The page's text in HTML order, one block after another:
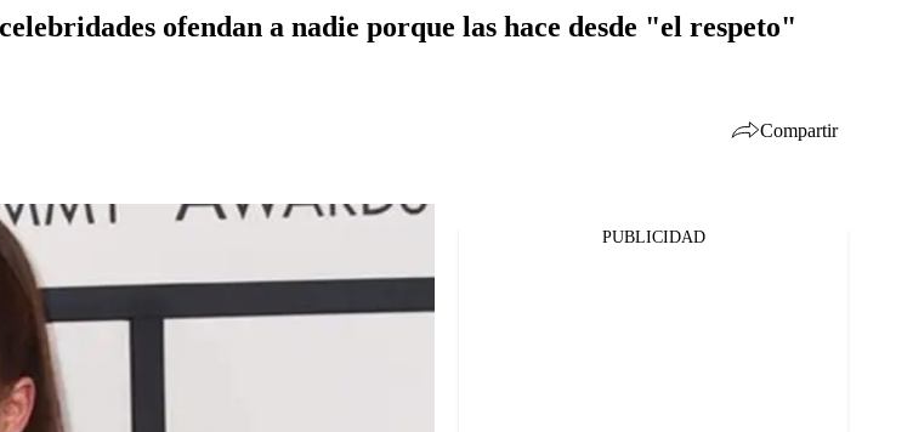
ofendan a nadie porque las hace desde "el respeto"
Compartir
Twitter
Whatsapp
PUBLICIDAD